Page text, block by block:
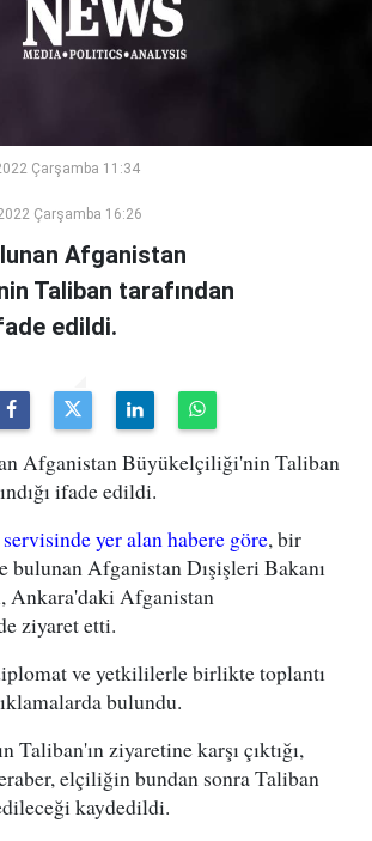
Çarşamba 11:34
Çarşamba 16:26
Afganistan
Taliban tarafından
edildi.
Afganistan Büyükelçiliği'nin Taliban
ifade edildi.
yer alan habere göre, bir
bulunan Afganistan Dışişleri Bakanı
Ankara'daki Afganistan
ziyaret etti.
ve yetkililerle birlikte toplantı
bulundu.
Taliban'ın ziyaretine karşı çıktığı,
elçiliğin bundan sonra Taliban
kaydedildi.